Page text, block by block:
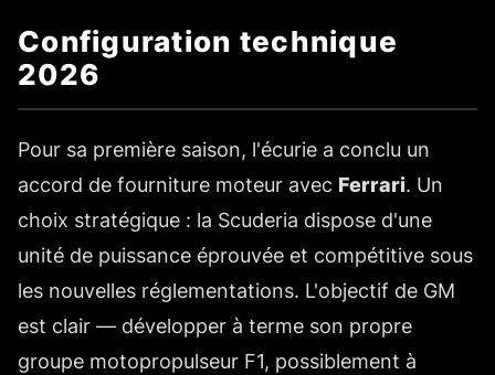
Configuration technique
2026
Pour sa première saison, l'écurie a conclu un
accord de fourniture moteur avec Ferrari. Un
choix stratégique : la Scuderia dispose d'une
unité de puissance éprouvée et compétitive sous
les nouvelles réglementations. L'objectif de GM
est clair — développer à terme son propre
groupe motopropulseur F1, possiblement à